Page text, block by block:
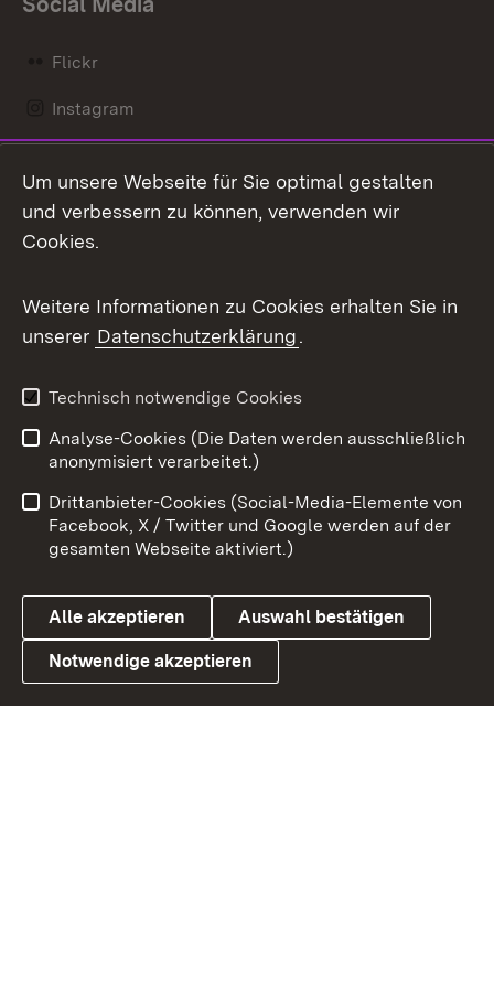
Flickr
Instagram
Mastodon
Messenger
Social Wall
X / Twitter
Youtube
Link zum Landesportal
Benutzungshinweise
Barrierefreiheit
Datenschutz
Cookies
Um unsere Webseite für Sie optimal gestalten
und verbessern zu können, verwenden wir
Cookies.
Weitere Informationen zu Cookies erhalten Sie in
unserer Datenschutzerklärung.
Technisch notwendige Cookies
Analyse-Cookies (Die Daten werden ausschließlich
anonymisiert verarbeitet.)
Drittanbieter-Cookies (Social-Media-Elemente von
Facebook, X / Twitter und Google werden auf der
gesamten Webseite aktiviert.)
Alle akzeptieren Auswahl bestätigen
Notwendige akzeptieren